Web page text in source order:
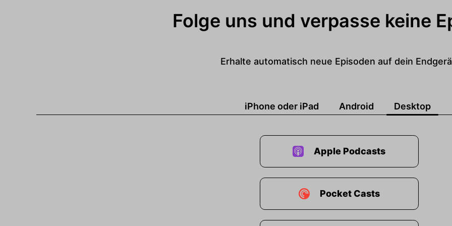
Folge uns und verpasse keine
Erhalte automatisch neue Episoden auf dein
iPhone oder iPad Android Desktop
Apple Podcasts
Pocket Casts